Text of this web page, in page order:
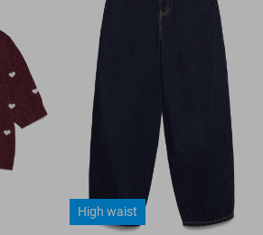
High waist